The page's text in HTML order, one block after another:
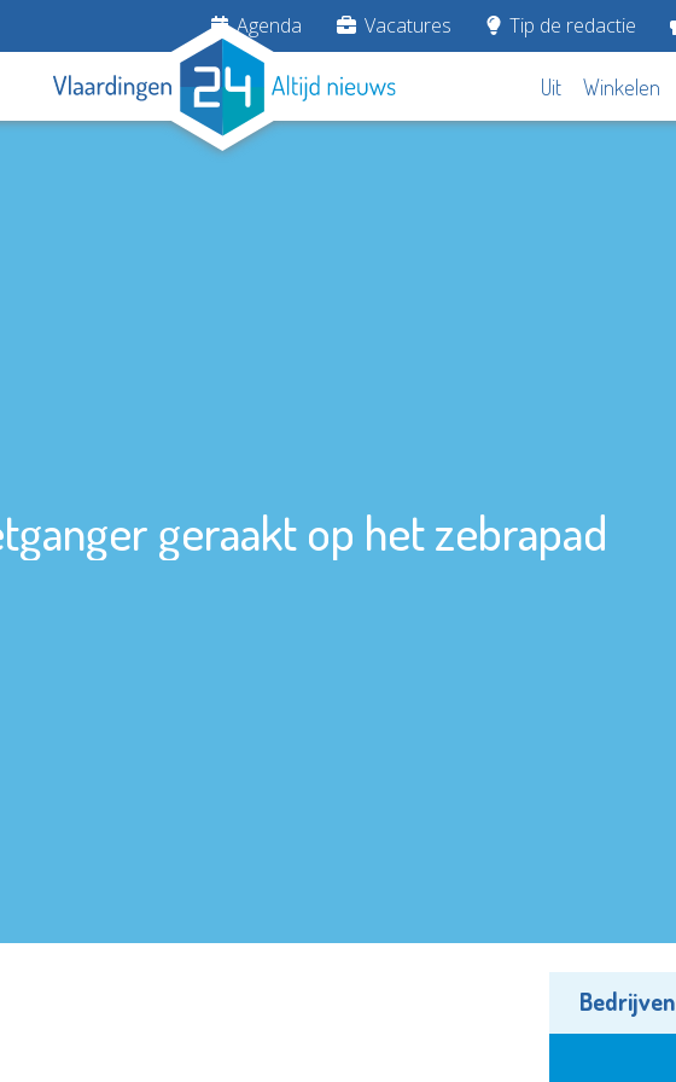
Agenda Vacatures Tip de redactie
Uit Winkelen
geraakt op het zebrapad
Bedrijven